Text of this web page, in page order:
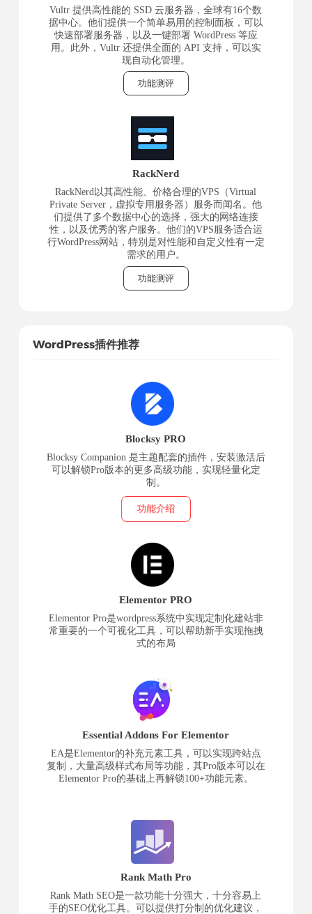
Vultr 提供高性能的 SSD 云服务器，全球有16个数
据中心。他们提供一个简单易用的控制面板，可以
快速部署服务器，以及一键部署 WordPress 等应
用。此外，Vultr 还提供全面的 API 支持，可以实
现自动化管理。
功能测评
RackNerd
RackNerd以其高性能、价格合理的VPS（Virtual
Private Server，虚拟专用服务器）服务而闻名。他
们提供了多个数据中心的选择，强大的网络连接
性，以及优秀的客户服务。他们的VPS服务适合运
行WordPress网站，特别是对性能和自定义性有一定
需求的用户。
功能测评
WordPress插件推荐
Blocksy PRO
Blocksy Companion 是主题配套的插件，安装激活后
可以解锁Pro版本的更多高级功能，实现轻量化定
制。
功能介绍
Elementor PRO
Elementor Pro是wordpress系统中实现定制化建站非
常重要的一个可视化工具，可以帮助新手实现拖拽
式的布局
Essential Addons For Elementor
EA是Elementor的补充元素工具，可以实现跨站点
复制，大量高级样式布局等功能，其Pro版本可以在
Elementor Pro的基础上再解锁100+功能元素。
Rank Math Pro
Rank Math SEO是一款功能十分强大，十分容易上
手的SEO优化工具。可以提供打分制的优化建议，